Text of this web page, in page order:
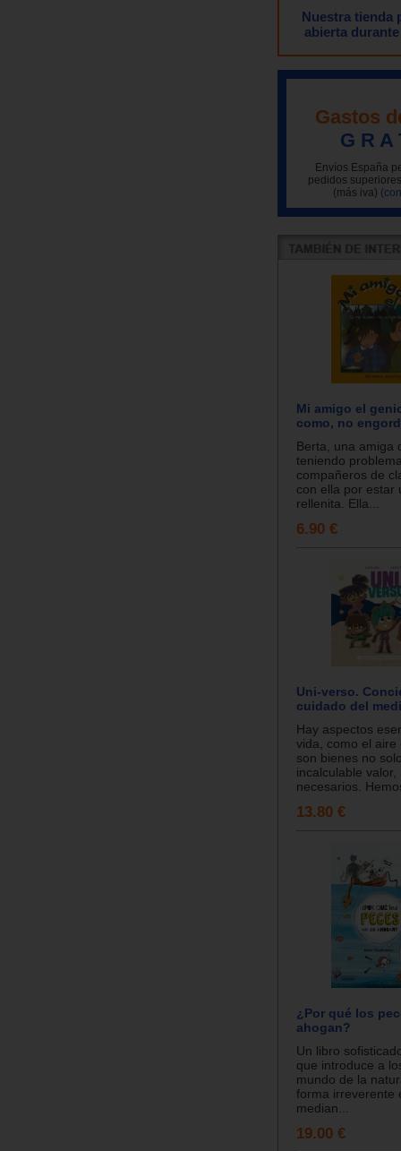
Nuestra tienda
abierta
Gastos
G R A
Envíos España
pedidos
(más iva)
Mi amigo el
como, no
Berta, una amiga
teniendo
compañeros de
con ella por estar
rellenita. Ella...
6.90 €
Uni-verso.
cuidado del
Hay aspectos
vida, como el aire
son bienes no
incalculable valor,
necesarios.
13.80 €
¿Por qué los
ahogan?
Un libro
que introduce a
mundo de la
forma irreverente
median...
19.00 €